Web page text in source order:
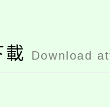
載 Download